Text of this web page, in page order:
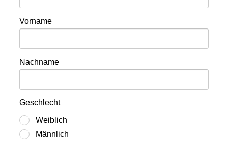
Vorname
Nachname
Geschlecht
Weiblich
Männlich